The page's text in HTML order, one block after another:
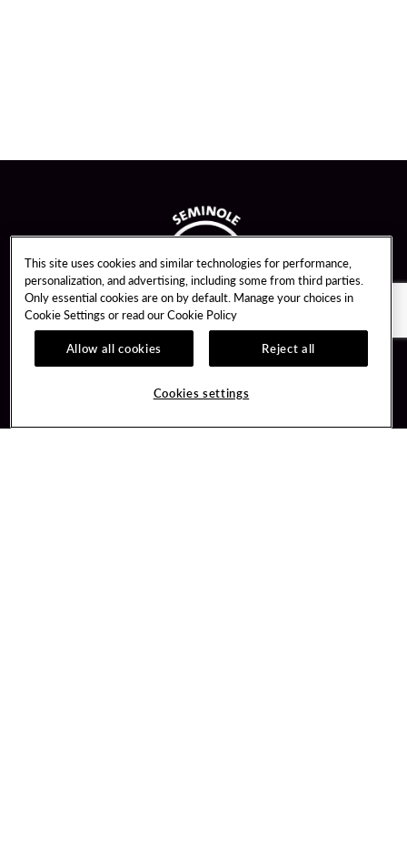
Guest Services
Unity By Hard Rock
Join / Sign In
This site uses cookies and similar technologies for performance,
personalization, and advertising, including some from third parties.
Only essential cookies are on by default. Manage your choices in
Cookie Settings or read ourCookie Policy
Allow all cookies
Reject all
Cookies settings